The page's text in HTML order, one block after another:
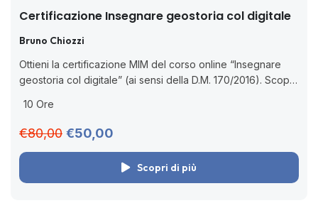
Certificazione Insegnare geostoria col digitale
Bruno Chiozzi
Ottieni la certificazione MIM del corso online “Insegnare
geostoria col digitale” (ai sensi della D.M. 170/2016). Scopri
geostoria in modo interattivo. 🧑🏻‍💻...
10 Ore
€80,00 €50,00
Scopri di più